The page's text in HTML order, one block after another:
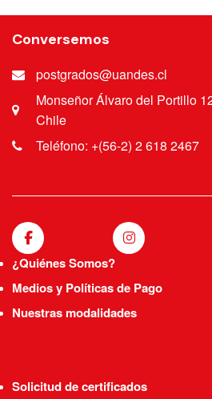
Conversemos
postgrados@uandes.cl
Monseñor Álvaro del Portillo
Chile
Teléfono: +(56-2) 2 618 2467
¿Quiénes Somos?
Medios y Políticas de Pago
Nuestras modalidades
Solicitud de certificados